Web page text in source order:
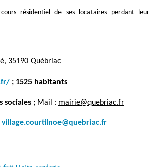
résidentiel de ses locataires perdant leur
35190 Québriac
; 1525 habitants
sociales ; Mail : mairie@quebriac.fr
village.courtilnoe@quebriac.fr